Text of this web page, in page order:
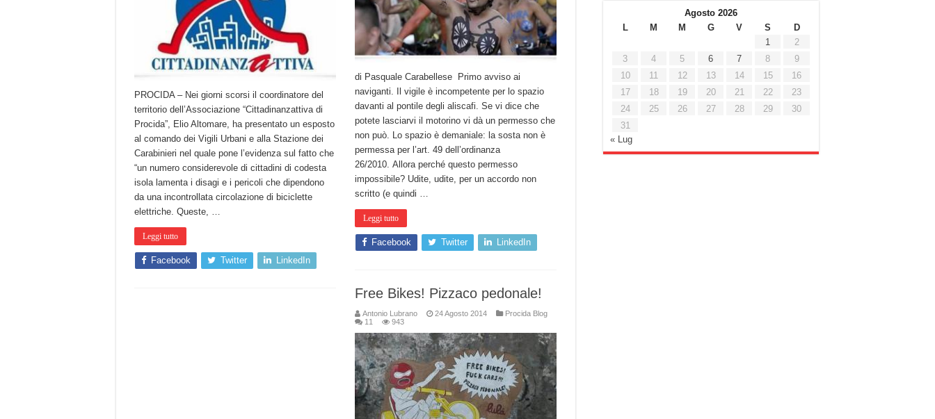
PROCIDA – Nei giorni scorsi il coordinatore del
territorio dell’Associazione “Cittadinanzattiva di
Procida”, Elio Altomare, ha presentato un esposto
al comando dei Vigili Urbani e alla Stazione dei
Carabinieri nel quale pone l’evidenza sul fatto che
“un numero considerevole di cittadini di codesta
isola lamenta i disagi e i pericoli che dipendono
da una incontrollata circolazione di biciclette
elettriche. Queste, …
Leggi tutto
Facebook Twitter LinkedIn
di Pasquale Carabellese Primo avviso ai
naviganti. Il vigile è incompetente per lo spazio
davanti al pontile degli aliscafi. Se vi dice che
potete lasciarvi il motorino vi dà un permesso che
non può. Lo spazio è demaniale: la sosta non è
permessa per l’art. 49 dell’ordinanza
26/2010. Allora perché questo permesso
impossibile? Udite, udite, per un accordo non
scritto (e quindi …
Leggi tutto
Facebook Twitter LinkedIn
Free Bikes! Pizzaco pedonale!
Antonio Lubrano 24 Agosto 2014
Procida Blog
11
943
Agosto 2026
L
M M G V S
D
1
2
3
4 5 6 7 8
9
10
11 12 13 14 15
16
17
18 19 20 21 22
23
24
25 26 27 28 29
30
31
« Lug